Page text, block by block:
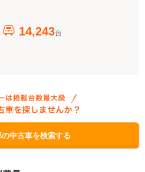
14,243台
中古車を検索する